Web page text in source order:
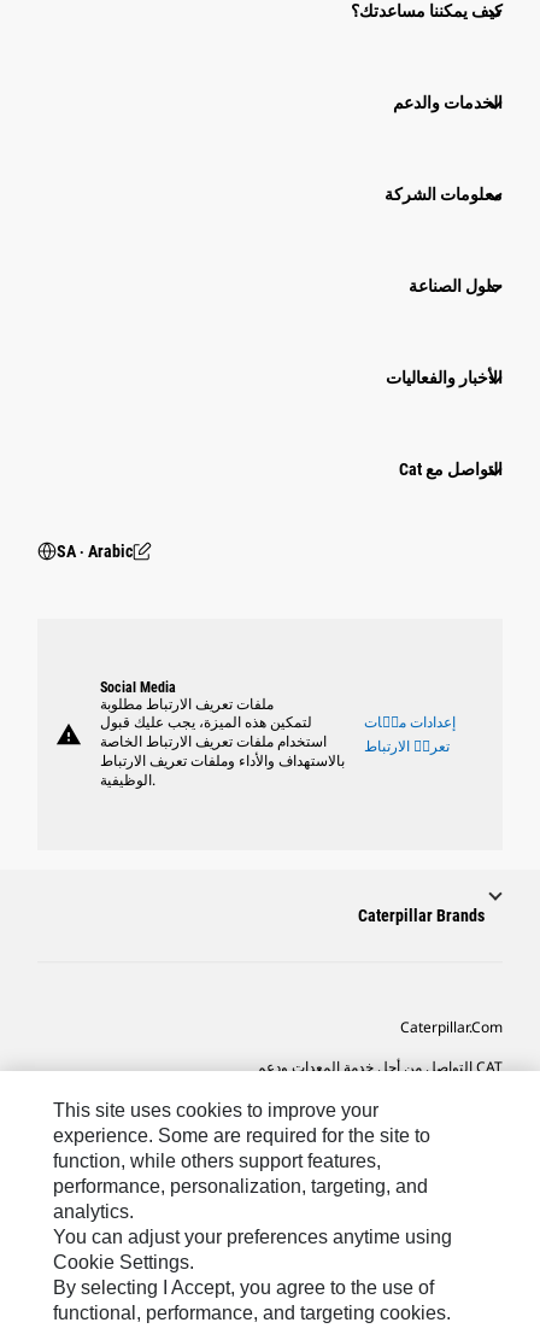
كيف يمكننا مساعدتك؟
الخدمات والدعم
معلومات الشركة
حلول الصناعة
الأخبار والفعاليات
التواصل مع Cat
SA ‧ Arabic
warning
Social Media
ملفات تعريف الارتباط مطلوبة
لتمكين هذه الميزة، يجب عليك قبول
استخدام ملفات تعريف الارتباط الخاصة
بالاستهداف والأداء وملفات تعريف الارتباط
الوظيفية.
إعدادات ملٝات
تعريٝ الارتباط
Caterpillar Brands
Caterpillar.com
CAT التواصل من أجل خدمة المعدات ودعم
تفضيلات التسويق الخاصة بي
خريطة الموقع
Cookie Settings
This site uses cookies to improve your
experience. Some are required for the site to
function, while others support features,
performance, personalization, targeting, and
analytics.
You can adjust your preferences anytime using
Cookie Settings.
By selecting I Accept, you agree to the use of
functional, performance, and targeting cookies.